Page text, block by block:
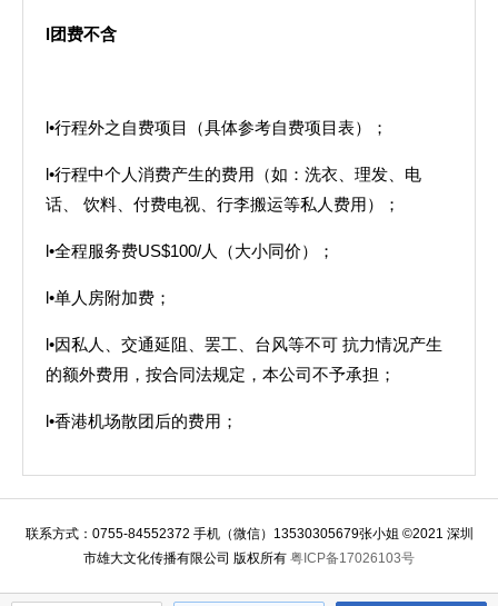
l团费不含
l•行程外之自费项目（具体参考自费项目表）；
l•行程中个人消费产生的费用（如：洗衣、理发、电
话、 饮料、付费电视、行李搬运等私人费用）；
l•全程服务费US$100/人（大小同价）；
l•单人房附加费；
l•因私人、交通延阻、罢工、台风等不可 抗力情况产生
的额外费用，按合同法规定，本公司不予承担；
l•香港机场散团后的费用；
联系方式：0755-84552372 手机（微信）13530305679张小姐 ©2021 深圳
市雄大文化传播有限公司 版权所有 粤ICP备17026103号